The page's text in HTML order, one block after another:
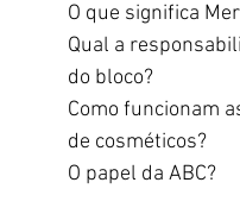
O que significa
Qual a
do bloco?
Como funcionam
de cosméticos?
O papel da ABC?